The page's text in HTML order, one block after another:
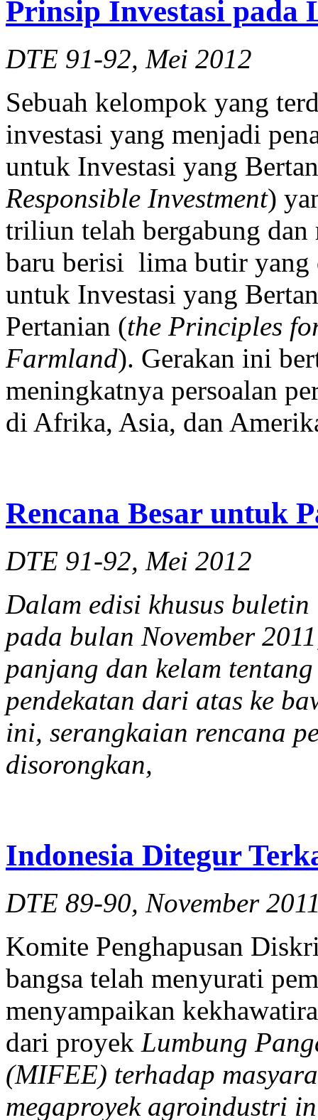
Prinsip Investasi pada
DTE 91-92, Mei 2012
Sebuah kelompok yang
investasi yang menjadi
untuk Investasi yang
Responsible Investment)
triliun telah bergabung dan
baru berisi lima butir yang
untuk Investasi yang
Pertanian (the Principles
Farmland). Gerakan ini
meningkatnya persoalan
di Afrika, Asia, dan
Rencana Besar untuk
DTE 91-92, Mei 2012
Dalam edisi khusus
pada bulan November
panjang dan kelam
pendekatan dari atas ke
ini, serangkaian rencana
disorongkan,
Indonesia Ditegur
DTE 89-90, November
Komite Penghapusan
bangsa telah menyurati
menyampaikan
dari proyek Lumbung
(MIFEE) terhadap
megaproyek agroindustri